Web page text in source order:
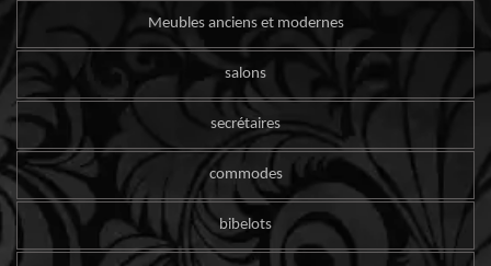
Meubles anciens et modernes
salons
secrétaires
commodes
bibelots